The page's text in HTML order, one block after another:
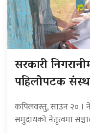
सरकारी
पहिलोपटक
कपिलवस्तु, साउन २० ।
समुदायको नेतृत्वमा